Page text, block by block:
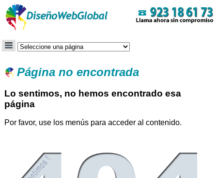
Página no encontrada
Lo sentimos, no hemos encontrado esa
página
Por favor, use los menús para acceder al contenido.